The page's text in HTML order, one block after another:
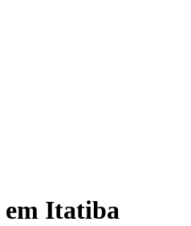
em Itatiba